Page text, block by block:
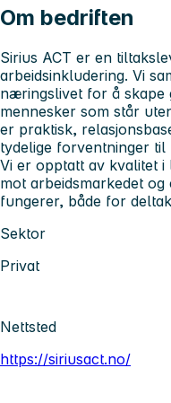
Om bedriften
Sirius ACT er en
arbeidsinkludering. Vi
næringslivet for å skape
mennesker som står
er praktisk,
tydelige forventninger til
Vi er opptatt av kvalitet
mot arbeidsmarkedet
fungerer, både for
Sektor
Privat
Nettsted
https://siriusact.no/